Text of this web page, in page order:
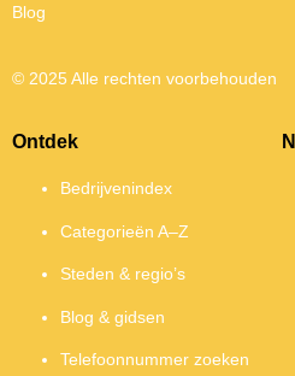
Blog
© 2025 Alle rechten voorbehouden
Ontdek
Bedrijvenindex
Categorieën A–Z
Steden & regio’s
Blog & gidsen
Telefoonnummer zoeken